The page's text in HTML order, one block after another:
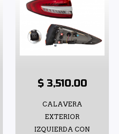
$ 3,510.00
CALAVERA
EXTERIOR
IZQUIERDA CON